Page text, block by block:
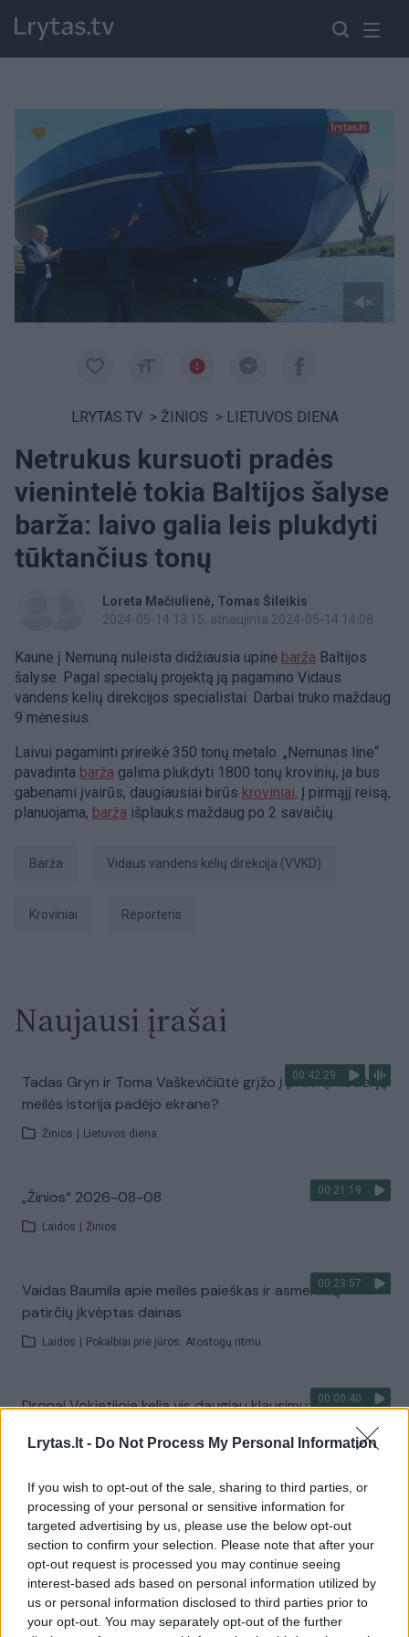
Lrytas.lt - Do Not Process My Personal Information
If you wish to opt-out of the sale, sharing to third parties, or
processing of your personal or sensitive information for
targeted advertising by us, please use the below opt-out
section to confirm your selection. Please note that after your
opt-out request is processed you may continue seeing
interest-based ads based on personal information utilized by
us or personal information disclosed to third parties prior to
your opt-out. You may separately opt-out of the further
Paremkite Ukrainą
LRYTAS.TV > ŽINIOS > LIETUVOS DIENA
Netrukus kursuoti pradės
vienintelė tokia Baltijos šalyse
barža: laivo galia leis plukdyti
tūktančius tonų
Loreta Mačiulienė Tomas Šileikis
2024-05-14 13:15, atnaujinta 2024-05-14 14:08
Kaune į Nemuną nuleista didžiausia upinė barža Baltijos
šalyse. Pagal specialų projektą ją pagamino Vidaus
vandens kelių direkcijos specialistai. Darbai truko maždaug
9 mėnesius.
Laivui pagaminti prireikė 350 tonų metalo. „Nemunas line“
pavadinta barža galima plukdyti 1800 tonų krovinių, ja bus
gabenami įvairūs, daugiausiai birūs kroviniai. Į pirmąjį reisą,
planuojama, barža išplauks maždaug po 2 savaičių.
Barža Vidaus vandens kelių direkcija (VVKD)
kroviniai Reporteris
Naujausi įrašai
00:42:29
Tadas Gryn ir Toma Vaškevičiūtė grįžo į praeitį: kodėl jų
meilės istorija padėjo ekrane?
Žinios Lietuvos diena
00:21:19
„Žinios“ 2026-08-08
Laidos Žinios
00:23:57
Vaidas Baumila apie meilės paieškas ir asmeninių
patirčių įkvėptas dainas
Laidos Pokalbiai prie jūros. Atostogų ritmu
00:00:40
Dronai Vokietijoje kelia vis daugiau klausimų: du
Visi įrašai
Žiūrimiausi įrašai